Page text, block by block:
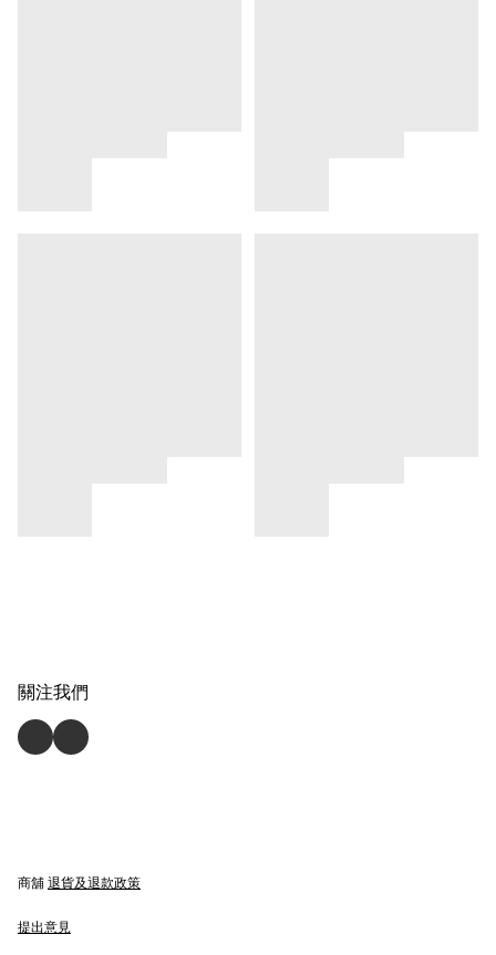
關注我們
商舖 退貨及退款政策
提出意見